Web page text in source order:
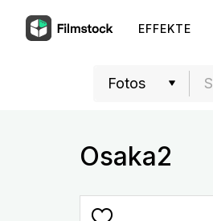
EFFEKTE
Osaka2